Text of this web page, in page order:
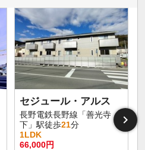
セジュール・アルス
長野電鉄長野線「善光寺
下」駅徒歩21分
1LDK
66,000円